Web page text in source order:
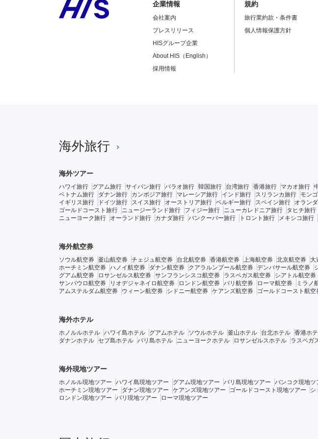
企業情報
会社案内
プレスリリース
HISグループ企業
About HIS（English）
採用情報
規約
旅行業約款・条件書
個人情報保護方針
海外旅行
海外ツアー
ハワイ旅行 グアム旅行 サイパン旅行 パラオ旅行 韓国旅行 台湾旅行 香港旅行 マカオ旅行
ベトナム旅行
ダナン旅行 カンボジア旅行 マレーシア旅行 インド旅行 スリランカ旅行 モン
イギリス旅行
ドイツ旅行 スイス旅行 オーストリア旅行 ベルギー旅行 スペイン旅行 オラン
ゴールドコースト旅行
ニュージーランド旅行 フィジー旅行 ニューカレドニア旅行 タヒチ旅行
ニューヨーク旅行
オーランド旅行 カナダ旅行 バンクーバー旅行 トロント旅行 メキシコ旅行
海外航空券
ソウル航空券 釜山航空券 チェジュ航空券 台北航空券 香港航空券 上海航空券 北京航空券 大
ホーチミン航空券 ハノイ航空券 ダナン航空券 クアラルンプール航空券 デンパサール航空券
グアム航空券
ロサンゼルス航空券 サンフランシスコ航空券 ラスベガス航空券 シアトル航空券
サンパウロ航空券
リオデジャネイロ航空券 ロンドン航空券 パリ航空券 ローマ航空券 ミラノ
アムステルダム航空券
ウィーン航空券 シドニー航空券 ケアンズ航空券 ゴールドコースト航空
海外ホテル
ホノルルホテル ハワイ島ホテル グアムホテル ソウルホテル 釜山ホテル 台北ホテル 香港ホ
ダナンホテル セブ島ホテル バリ島ホテル ニューヨークホテル ロサンゼルスホテル ラスベガ
海外現地ツアー
ホノルル現地ツアー ハワイ島現地ツアー グアム現地ツアー バリ島現地ツアー バンコク現地ツ
ホーチミン現地ツアー
ダナン現地ツアー ケアンズ現地ツアー ゴールドコースト現地ツアー シ
ロンドン現地ツアー
パリ現地ツアー ローマ現地ツアー